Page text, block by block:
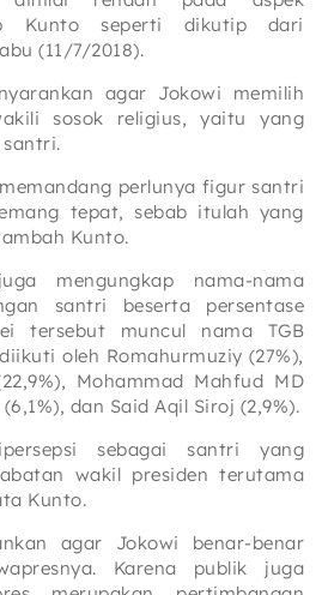
Kunto seperti dikutip dari
(11/7/2018).
agar Jokowi memilih
sosok religius, yaitu yang
perlunya figur santri
tepat, sebab itulah yang
Kunto.
mengungkap nama-nama
santri beserta persentase
tersebut muncul nama TGB
oleh Romahurmuziy (27%),
Mohammad Mahfud MD
dan Said Aqil Siroj (2,9%).
sebagai santri yang
wakil presiden terutama
Kunto.
agar Jokowi benar-benar
Karena publik juga